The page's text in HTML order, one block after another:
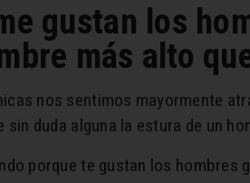
gustan los
más alto
nos sentimos mayormente
sin duda alguna la estura de un
porque te gustan los hombres